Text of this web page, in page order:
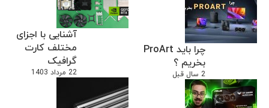
آشنایی با اجزای
مختلف کارت
گرافیک
22 مرداد 1403
چرا باید ProArt
بخریم ؟
2 سال قبل